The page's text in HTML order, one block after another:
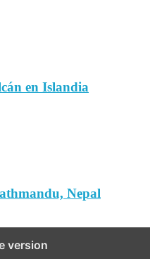
en Islandia
Nepal
version